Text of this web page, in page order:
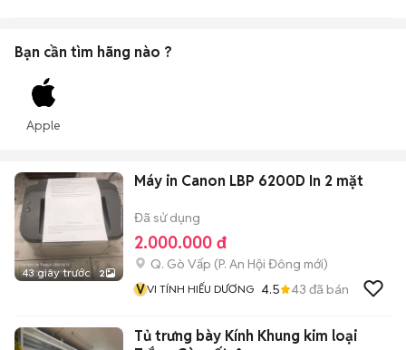
Bạn cần tìm hãng nào ?
Apple
43 giây trước 2
Máy in Canon LBP 6200D In 2 mặt
Đã sử dụng
2.000.000 đ
Q. Gò Vấp (P. An Hội Đông mới)
VVI TÍNH HIẾU DƯƠNG 4.5 43 đã bán
Tủ trưng bày Kính Khung kim loại